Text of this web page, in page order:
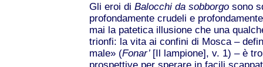
Gli eroi di Balocchi da sobborgo sono
profondamente crudeli e
mai la patetica illusione che una
trionfi: la vita ai confini di Mosca –
male» (Fonar’ [Il lampione], v. 1) – è
prospettive per sperare in facili